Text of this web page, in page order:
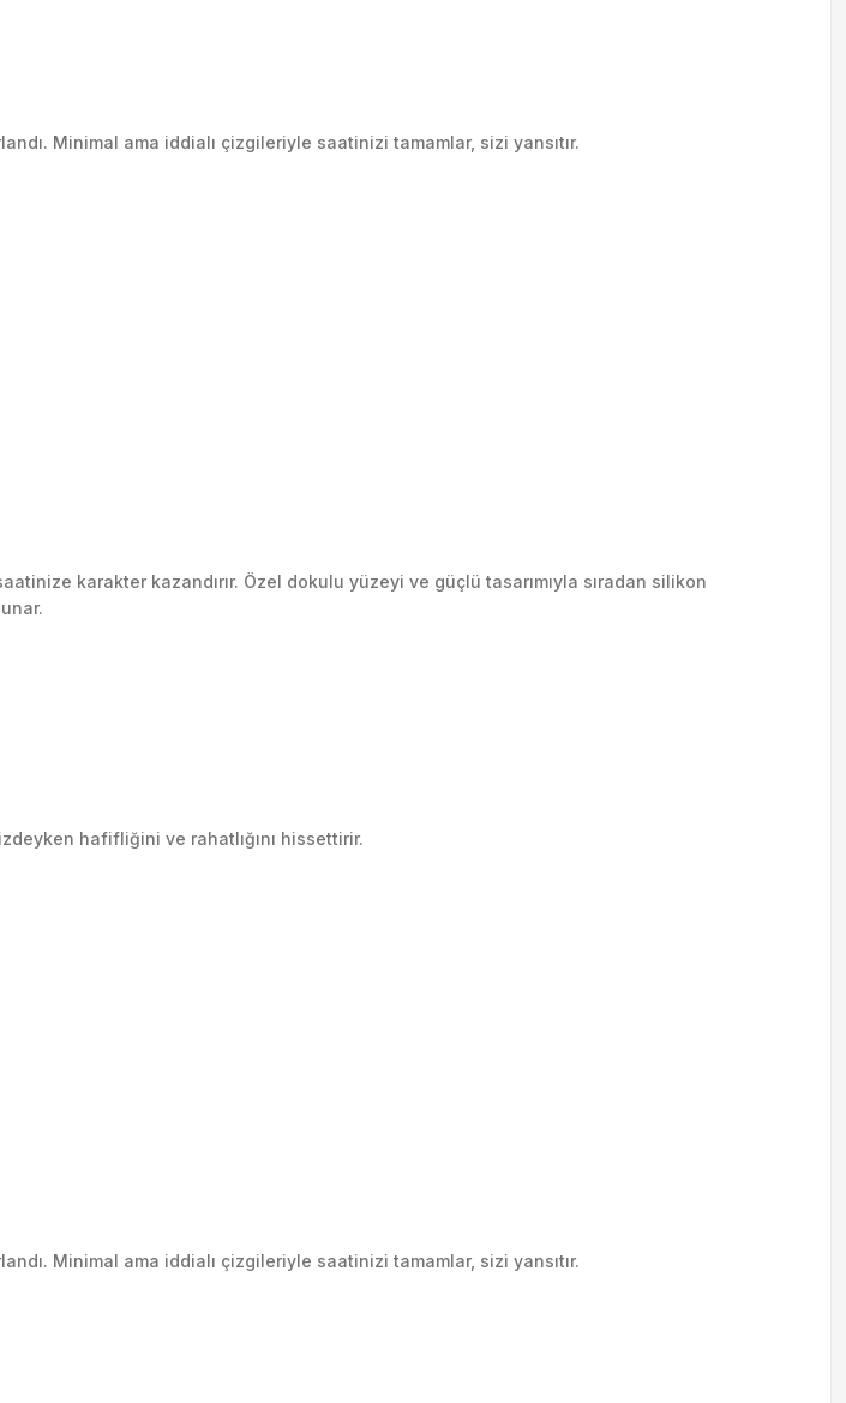
Minimal ama iddialı çizgileriyle saatinizi tamamlar, sizi yansıtır.
karakter kazandırır. Özel dokulu yüzeyi ve güçlü tasarımıyla sıradan silikon
hafifliğini ve rahatlığını hissettirir.
Minimal ama iddialı çizgileriyle saatinizi tamamlar, sizi yansıtır.